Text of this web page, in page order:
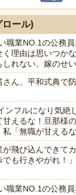
ール)
職業NO.1の公務
理由は思いつか
しれない。嫁のせ
さん、平和式典で
ンフルになり気
甘えるな！旦那様
私「無職が甘える
が飛び込んできて
でも行きやがれ！
職業NO.1の公務